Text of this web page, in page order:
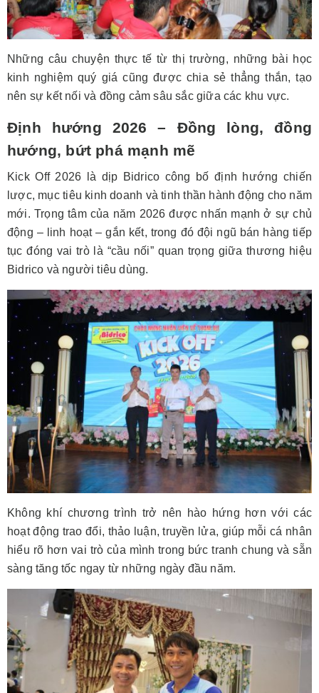
Những câu chuyện thực tế từ thị trường, những bài học
kinh nghiệm quý giá cũng được chia sẻ thẳng thắn, tạo
nên sự kết nối và đồng cảm sâu sắc giữa các khu vực.
Định hướng 2026 – Đồng lòng, đồng
hướng, bứt phá mạnh mẽ
Kick Off 2026 là dịp Bidrico công bố định hướng chiến
lược, mục tiêu kinh doanh và tinh thần hành động cho năm
mới. Trọng tâm của năm 2026 được nhấn mạnh ở sự chủ
động – linh hoạt – gắn kết, trong đó đội ngũ bán hàng tiếp
tục đóng vai trò là “cầu nối” quan trọng giữa thương hiệu
Bidrico và người tiêu dùng.
Không khí chương trình trở nên hào hứng hơn với các
hoạt động trao đổi, thảo luận, truyền lửa, giúp mỗi cá nhân
hiểu rõ hơn vai trò của mình trong bức tranh chung và sẵn
sàng tăng tốc ngay từ những ngày đầu năm.